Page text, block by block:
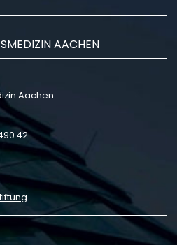
AACHEN
Aachen:
42